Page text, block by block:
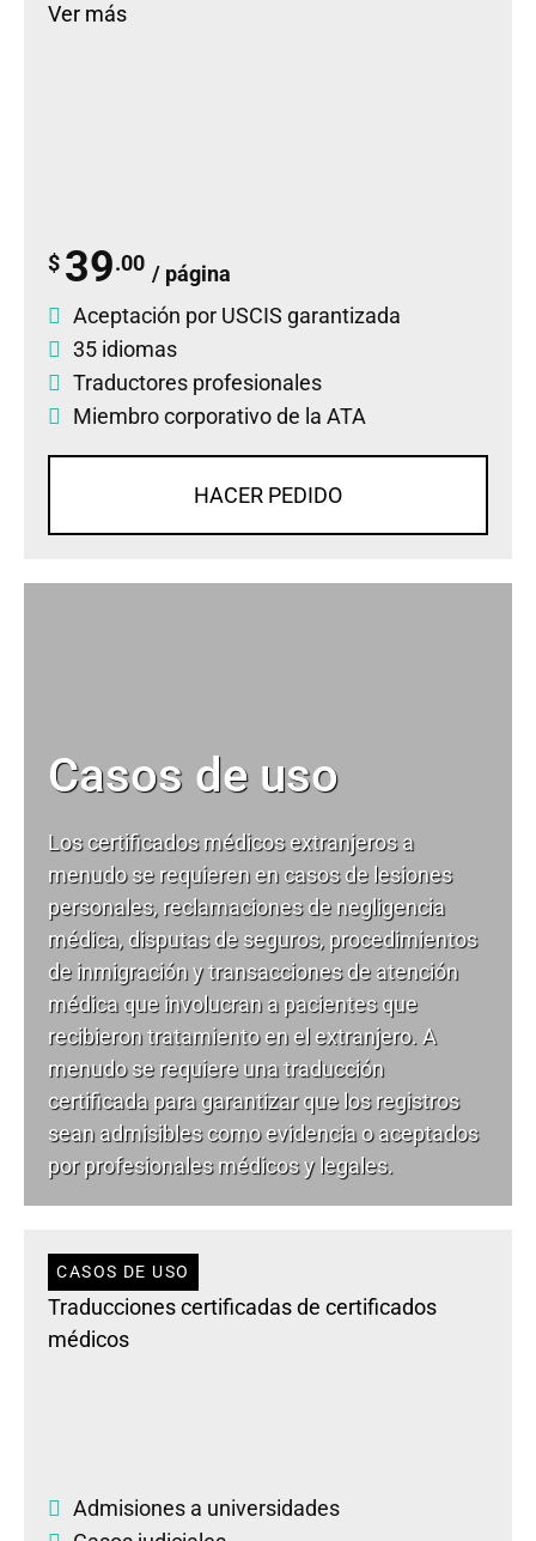
Ver más
$ 39.00 / página
Aceptación por USCIS garantizada
35 idiomas
Traductores profesionales
Miembro corporativo de la ATA
HACER PEDIDO
Casos de uso
Los certificados médicos extranjeros a
menudo se requieren en casos de lesiones
personales, reclamaciones de negligencia
médica, disputas de seguros, procedimientos
de inmigración y transacciones de atención
médica que involucran a pacientes que
recibieron tratamiento en el extranjero. A
menudo se requiere una traducción
certificada para garantizar que los registros
sean admisibles como evidencia o aceptados
por profesionales médicos y legales.
CASOS DE USO
Traducciones certificadas de certificados
médicos
Admisiones a universidades